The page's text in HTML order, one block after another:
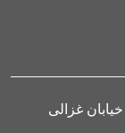
غزالی